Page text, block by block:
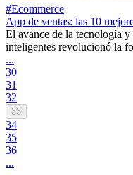
#Ecommerce
App de ventas: las 10
El avance de la tecnología
inteligentes revolucionó la
...
30
31
32
33
34
35
36
...